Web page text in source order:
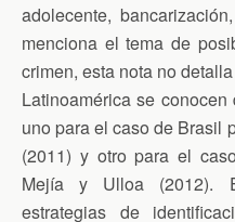
adolecente,
menciona el tema de
crimen, esta nota no
Latinoamérica se
uno para el caso de Brasil
(2011) y otro para el
Mejía y Ulloa (2012).
estrategias de